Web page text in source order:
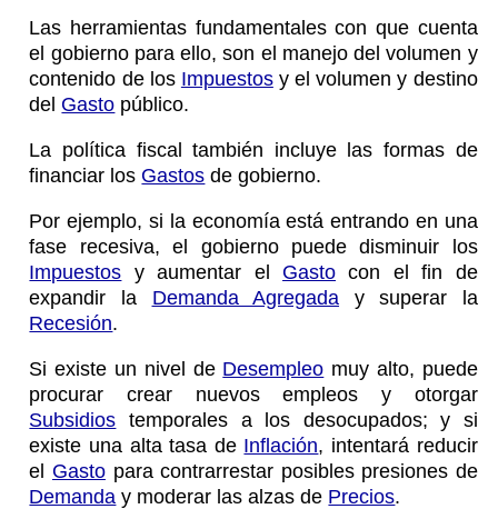
Las herramientas fundamentales con que cuenta
el gobierno para ello, son el manejo del volumen y
contenido de los Impuestosy el volumen y destino
del Gasto público.
La política fiscal también incluye las formas de
financiar los Gastos de gobierno.
Por ejemplo, si la economía está entrando en una
fase recesiva, el gobierno puede disminuir los
Impuestos y aumentar el Gasto con el fin de
expandir la Demanda Agregada y superar la
Recesión.
Si existe un nivel de Desempleo muy alto, puede
procurar crear nuevos empleos y otorgar
Subsidios temporales a los desocupados; y si
existe una alta tasa de Inflación, intentará reducir
el Gastopara contrarrestar posibles presiones de
Demanda y moderar las alzas de Precios.